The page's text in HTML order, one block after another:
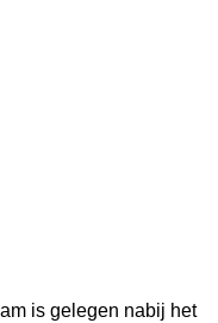
is gelegen nabij het